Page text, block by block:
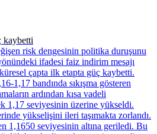
kaybetti
risk dengesinin politika duruşunu
ifadesi faiz indirim mesajı
çapta ilk etapta güç kaybetti.
1,17 bandında sıkışma gösteren
ardından kısa vadeli
1,17 seviyesinin üzerine yükseldi.
yükselişini ileri taşımakta zorlandı.
1,1650 seviyesinin altına geriledi. Bu